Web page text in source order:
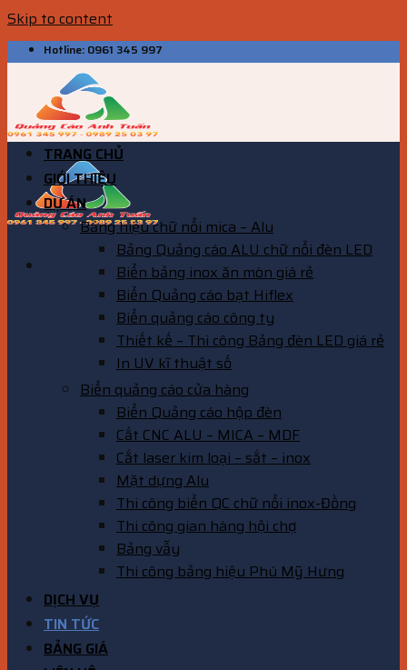
Skip to content
Hotline: 0961 345 997
TRANG CHỦ
GIỚI THIỆU
DỰ ÁN
Bảng hiệu chữ nổi mica – Alu
Bảng Quảng cáo ALU chữ nổi đèn LED
Biển bảng inox ăn mòn giá rẻ
Biển Quảng cáo bạt Hiflex
Biển quảng cáo công ty
Thiết kế – Thi công Bảng đèn LED giá rẻ
In UV kĩ thuật số
Biển quảng cáo cửa hàng
Biển Quảng cáo hộp đèn
Cắt CNC ALU – MICA – MDF
Cắt laser kim loại – sắt – inox
Mặt dựng Alu
Thi công biển QC chữ nổi inox-Đồng
Thi công gian hàng hội chợ
Bảng vẫy
Thi công bảng hiệu Phú Mỹ Hưng
DỊCH VỤ
TIN TỨC
BẢNG GIÁ